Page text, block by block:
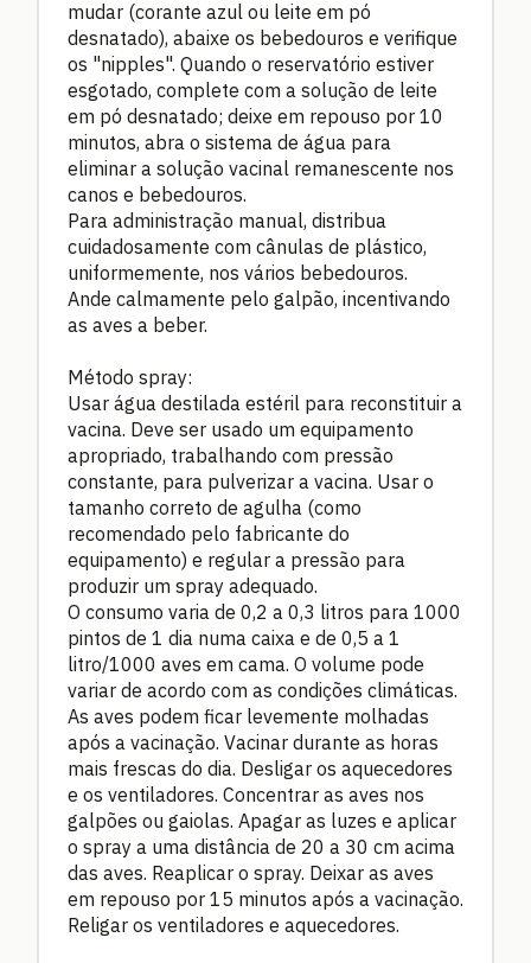
mudar (corante azul ou leite em pó
desnatado), abaixe os bebedouros e verifique
os "nipples". Quando o reservatório estiver
esgotado, complete com a solução de leite
em pó desnatado; deixe em repouso por 10
minutos, abra o sistema de água para
eliminar a solução vacinal remanescente nos
canos e bebedouros.
Para administração manual, distribua
cuidadosamente com cânulas de plástico,
uniformemente, nos vários bebedouros.
Ande calmamente pelo galpão, incentivando
as aves a beber.
Método spray:
Usar água destilada estéril para reconstituir a
vacina. Deve ser usado um equipamento
apropriado, trabalhando com pressão
constante, para pulverizar a vacina. Usar o
tamanho correto de agulha (como
recomendado pelo fabricante do
equipamento) e regular a pressão para
produzir um spray adequado.
O consumo varia de 0,2 a 0,3 litros para 1000
pintos de 1 dia numa caixa e de 0,5 a 1
litro/1000 aves em cama. O volume pode
variar de acordo com as condições climáticas.
As aves podem ficar levemente molhadas
após a vacinação. Vacinar durante as horas
mais frescas do dia. Desligar os aquecedores
e os ventiladores. Concentrar as aves nos
galpões ou gaiolas. Apagar as luzes e aplicar
o spray a uma distância de 20 a 30 cm acima
das aves. Reaplicar o spray. Deixar as aves
em repouso por 15 minutos após a vacinação.
Religar os ventiladores e aquecedores.